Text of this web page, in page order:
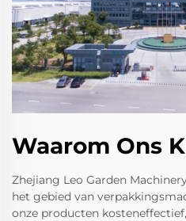
Waarom Ons
Zhejiang Leo Garden
het gebied van
onze producten